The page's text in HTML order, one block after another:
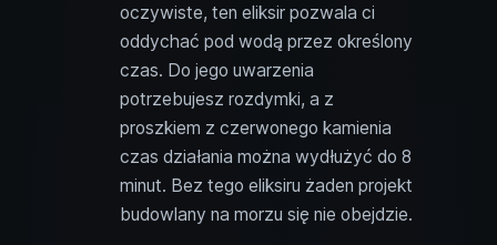
oczywiste, ten eliksir pozwala ci
oddychać pod wodą przez określony
czas. Do jego uwarzenia
potrzebujesz rozdymki, a z
proszkiem z czerwonego kamienia
czas działania można wydłużyć do 8
minut. Bez tego eliksiru żaden projekt
budowlany na morzu się nie obejdzie.